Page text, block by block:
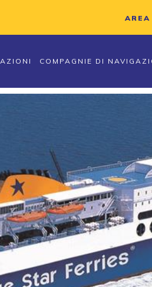
AREA
COMPAGNIE DI